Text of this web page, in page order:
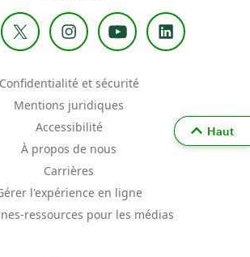
Confidentialité et sécurité
Mentions juridiques
Accessibilité
À propos de nous
Carrières
l'expérience en ligne
ressources pour les médias
Haut